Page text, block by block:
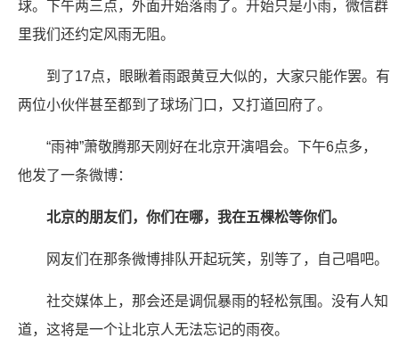
球。下午两三点，外面开始落雨了。开始只是小雨，微信群
里我们还约定风雨无阻。
到了17点，眼瞅着雨跟黄豆大似的，大家只能作罢。有
两位小伙伴甚至都到了球场门口，又打道回府了。
“雨神”萧敬腾那天刚好在北京开演唱会。下午6点多，
他发了一条微博：
北京的朋友们，你们在哪，我在五棵松等你们。
网友们在那条微博排队开起玩笑，别等了，自己唱吧。
社交媒体上，那会还是调侃暴雨的轻松氛围。没有人知
道，这将是一个让北京人无法忘记的雨夜。